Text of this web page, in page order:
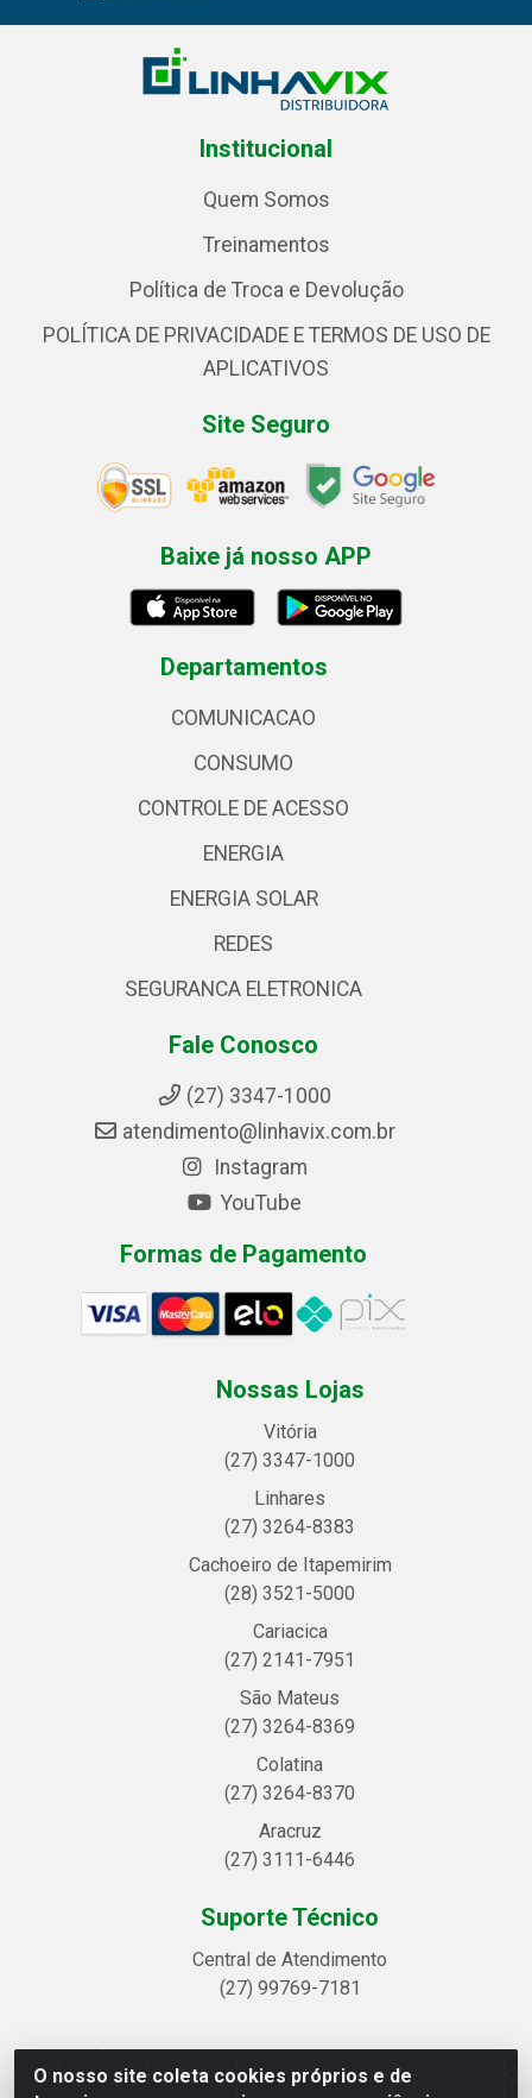
O nosso site coleta cookies próprios e de
Institucional
Quem Somos
Treinamentos
Política de Troca e Devolução
POLÍTICA DE PRIVACIDADE E TERMOS DE USO DE
APLICATIVOS
Site Seguro
Baixe já nosso APP
Departamentos
COMUNICACAO
CONSUMO
CONTROLE DE ACESSO
ENERGIA
ENERGIA SOLAR
REDES
SEGURANCA ELETRONICA
Fale Conosco
(27) 3347-1000
atendimento@linhavix.com.br
Instagram
YouTube
Formas de Pagamento
Nossas Lojas
Vitória
(27) 3347-1000
Linhares
(27) 3264-8383
Cachoeiro de Itapemirim
(28) 3521-5000
Cariacica
(27) 2141-7951
São Mateus
(27) 3264-8369
Colatina
(27) 3264-8370
Aracruz
(27) 3111-6446
Suporte Técnico
Central de Atendimento
(27) 99769-7181
Linhavix Distribuidora LTDA - Avenida Alegre, 2521 -